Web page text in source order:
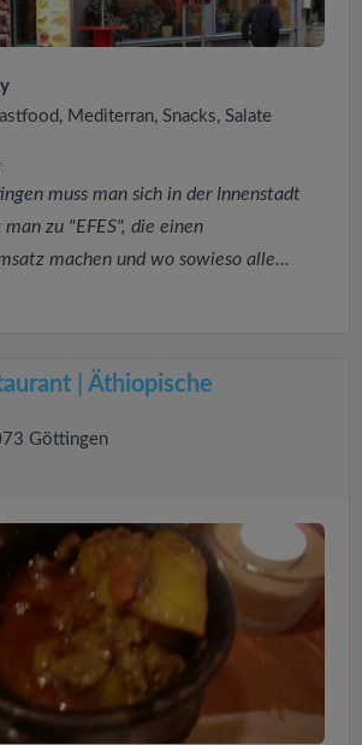
Mediterran, Snacks, Salate
muss man sich in der Innenstadt
zu "EFES", die einen
machen und wo sowieso alle...
| Äthiopische
Göttingen